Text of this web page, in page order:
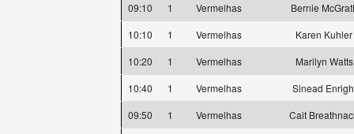
09:10
1 Vermelhas
Bernie
10:10
1 Vermelhas
Karen Kuhler
10:20
1 Vermelhas
Marilyn Watts
10:40
1 Vermelhas
Sinead
09:50
1 Vermelhas
Cait